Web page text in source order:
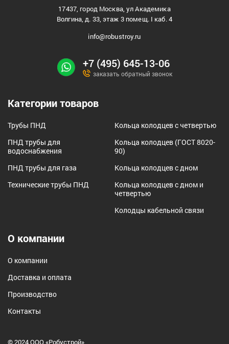
17437, город Москва, ул Академика
Волгина, д. 33, этаж 3 помещ. I каб. 4
info@robustroy.ru
+7 (495) 645-13-06
заказать обратный звонок
Категории товаров
Трубы ПНД
ПНД трубы для
водоснабжения
ПНД трубы для газа
Технические трубы ПНД
Кольца колодцев с четвертью
Кольца колодцев (ГОСТ 8020-
90)
Кольца колодцев с дном
Кольца колодцев с дном и
четвертью
Колодцы кабельной связи
О компании
О компании
Доставка и оплата
Производство
Контакты
© 2024 ООО «Робустрой»